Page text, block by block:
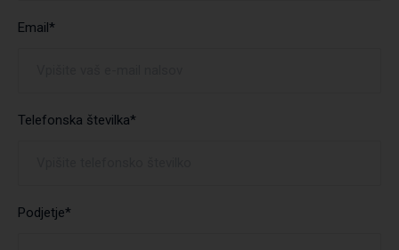
Email*
Telefonska številka*
Podjetje*